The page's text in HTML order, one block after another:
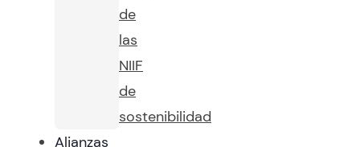
de
las
NIIF
de
sostenibilidad
Alianzas